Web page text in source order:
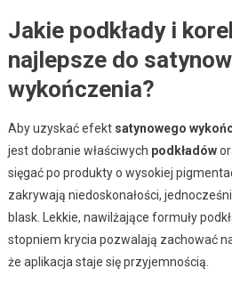
Jakie podkłady i
najlepsze do
wykończenia?
Aby uzyskać efekt satynowego
jest dobranie właściwych podkładów
sięgać po produkty o wysokiej
zakrywają niedoskonałości,
blask. Lekkie, nawilżające formuły
stopniem krycia pozwalają zachować
że aplikacja staje się przyjemnością.